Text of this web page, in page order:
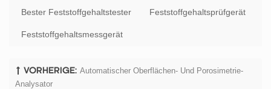
Bester Feststoffgehaltstester Feststoffgehaltsprüfgerät
Feststoffgehaltsmessgerät
VORHERIGE: Automatischer Oberflächen- Und Porosimetrie-
Analysator